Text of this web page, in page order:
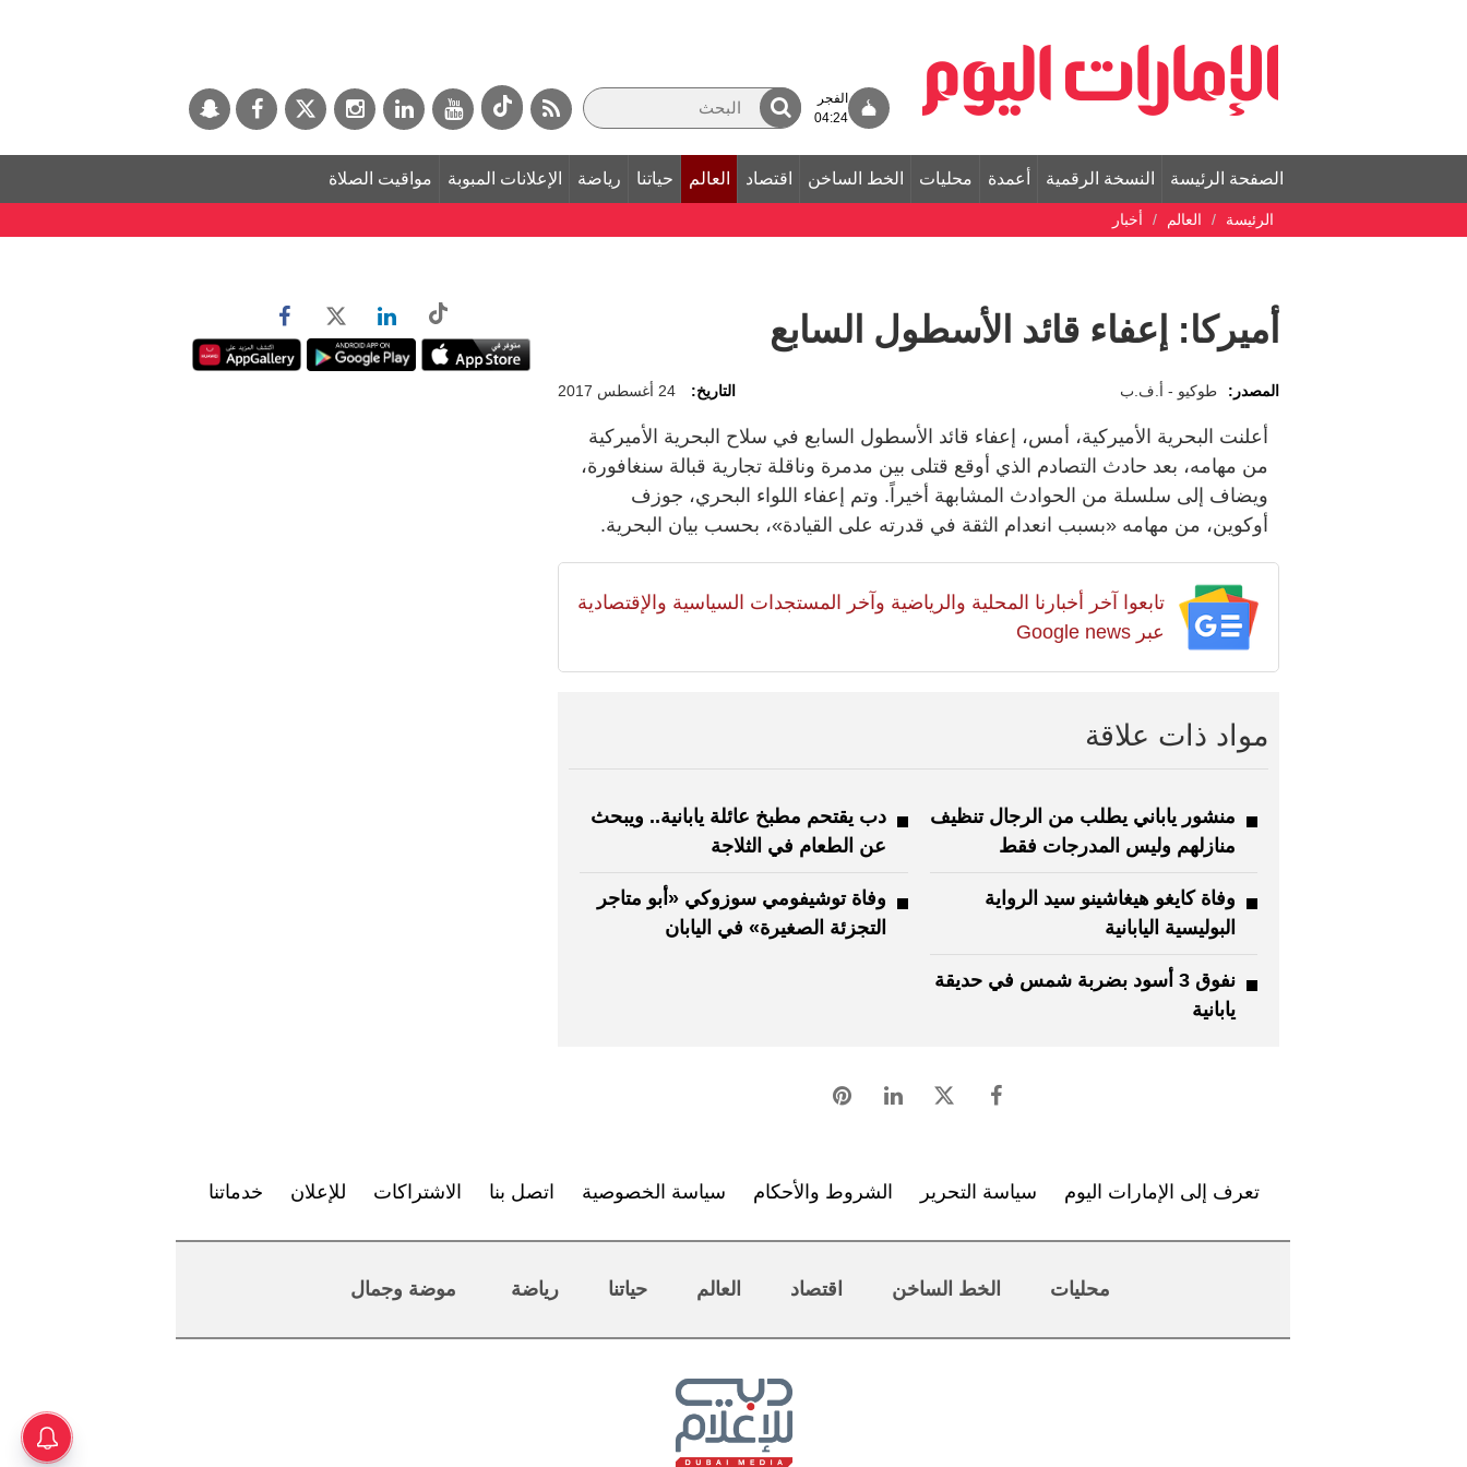
الفجر
04:24
الصفحة الرئيسة النسخة الرقمية أعمدة محليات الخط الساخن اقتصاد العالم حياتنا رياضة الإعلانات المبوبة مواقيت الصلاة
الرئيسة العالم أخبار
أميركا: إعفاء قائد الأسطول السابع
المصدر: طوكيو - أ.ف.ب التاريخ: 24 أغسطس 2017
أعلنت البحرية الأميركية، أمس، إعفاء قائد الأسطول السابع في سلاح البحرية الأميركية
من مهامه، بعد حادث التصادم الذي أوقع قتلى بين مدمرة وناقلة تجارية قبالة سنغافورة،
ويضاف إلى سلسلة من الحوادث المشابهة أخيراً. وتم إعفاء اللواء البحري، جوزف
أوكوين، من مهامه «بسبب انعدام الثقة في قدرته على القيادة»، بحسب بيان البحرية.
تابعوا آخر أخبارنا المحلية والرياضية وآخر المستجدات السياسية والإقتصادية
عبر Google news
مواد ذات علاقة
منشور ياباني يطلب من الرجال تنظيف
منازلهم وليس المدرجات فقط
دب يقتحم مطبخ عائلة يابانية.. ويبحث
عن الطعام في الثلاجة
وفاة كايغو هيغاشينو سيد الرواية
البوليسية اليابانية
وفاة توشيفومي سوزوكي «أبو متاجر
التجزئة الصغيرة» في اليابان
نفوق 3 أسود بضربة شمس في حديقة
يابانية
تعرف إلى الإمارات اليوم سياسة التحرير الشروط والأحكام سياسة الخصوصية اتصل بنا الاشتراكات للإعلان خدماتنا
محليات الخط الساخن اقتصاد العالم حياتنا رياضة موضة وجمال